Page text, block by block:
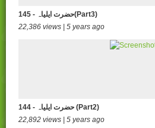
145 - حضرت ایلیاہ(Part3)
22,386 views | 5 years ago
144 - حضرت ایلیاہ (Part2)
22,892 views | 5 years ago